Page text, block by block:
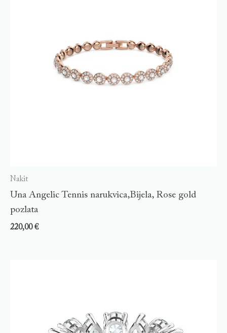
Nakit
Una Angelic Tennis narukvica,Bijela, Rose gold
pozlata
220,00€